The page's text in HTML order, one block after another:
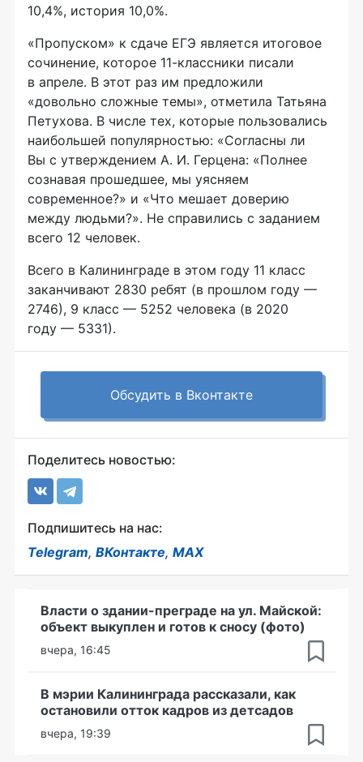
10,4%, история 10,0%.
«Пропуском» к сдаче ЕГЭ является итоговое
сочинение, которое 11-классники писали
в апреле. В этот раз им предложили
«довольно сложные темы», отметила Татьяна
Петухова. В числе тех, которые пользовались
наибольшей популярностью: «Согласны ли
Вы с утверждением А. И. Герцена: «Полнее
сознавая прошедшее, мы уясняем
современное?» и «Что мешает доверию
между людьми?». Не справились с заданием
всего 12 человек.
Всего в Калининграде в этом году 11 класс
заканчивают 2830 ребят (в прошлом году —
2746), 9 класс — 5252 человека (в 2020
году — 5331).
Обсудить в Вконтакте
Поделитесь новостью:
Подпишитесь на нас:
Telegram, ВКонтакте, MAX
Власти о здании-преграде на ул. Майской:
объект выкуплен и готов к сносу (фото)
вчера, 16:45
В мэрии Калининграда рассказали, как
остановили отток кадров из детсадов
вчера, 19:39